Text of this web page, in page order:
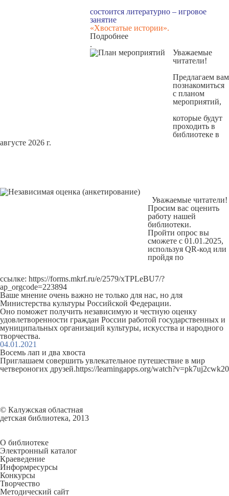
состоится литературно – игровое
занятие
«Хвостатые истории».
Подробнее
.
Уважаемые
читатели!
Предлагаем вам
познакомиться
с планом
мероприятий,
которые будут
проходить в
библиотеке в
августе 2026 г.
Уважаемые читатели!
Просим вас оценить
работу нашей
библиотеки.
Пройти опрос вы
сможете с 01.01.2025,
используя QR-код или
пройдя по
ссылке: https://forms.mkrf.ru/e/2579/xTPLeBU7/?
ap_orgcode=223894
Ваше мнение очень важно не только для нас, но для
Министерства культуры Российской Федерации.
Оно поможет получить независимую и честную оценку
удовлетворенности граждан России работой государственных и
муниципальных организаций культуры, искусства и народного
творчества.
04.01.2021
Восемь лап и два хвоста
Приглашаем совершить увлекательное путешествие в мир
четвероногих друзей.https://learningapps.org/watch?v=pk7uj2cwk20
© Калужская областная
детская библиотека, 2013
О библиотеке
Электронный каталог
Краеведение
Информресурсы
Конкурсы
Творчество
Методический сайт